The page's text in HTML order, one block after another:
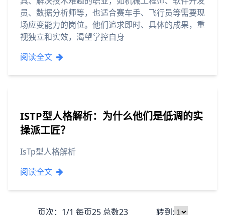
员、数据分析师等，也适合赛车手、飞行员等需要现
场应变能力的岗位。他们追求即时、具体的成果，重
视独立和实效，渴望掌控自身
阅读全文
ISTP型人格解析：为什么他们是低调的实
操派工匠？
IsTp型人格解析
阅读全文
页次：1/1 每页25 总数23 转到: